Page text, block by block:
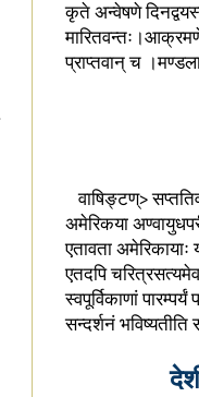
कृते अन्वेषणे
प्राप्तवान् च
वाषिङ्टण्>
अमेरिकया
एतावता अमेरिकायाः
एतदपि
स्वपूर्विकाणां
सन्दर्शनं